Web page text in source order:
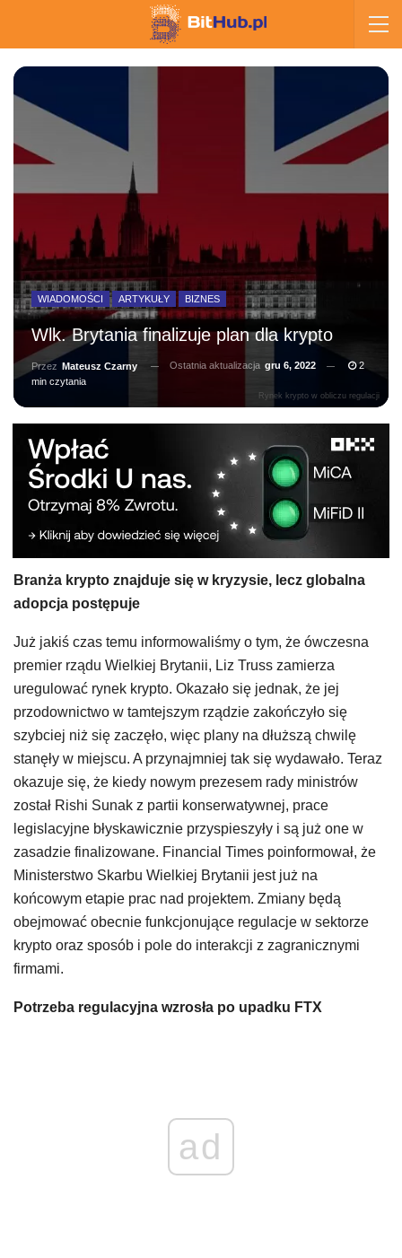
Rynek krypto w obliczu regulacji
WIADOMOŚCI ARTYKUŁY BIZNES
Wlk. Brytania finalizuje plan dla krypto
Przez Mateusz Czarny Ostatnia aktualizacja gru 6, 2022
2
min czytania
Branża krypto znajduje się w kryzysie, lecz globalna
adopcja postępuje
Już jakiś czas temu informowaliśmy o tym, że ówczesna
premier rządu Wielkiej Brytanii, Liz Truss zamierza
uregulować rynek krypto. Okazało się jednak, że jej
przodownictwo w tamtejszym rządzie zakończyło się
szybciej niż się zaczęło, więc plany na dłuższą chwilę
stanęły w miejscu. A przynajmniej tak się wydawało. Teraz
okazuje się, że kiedy nowym prezesem rady ministrów
został Rishi Sunak z partii konserwatywnej, prace
legislacyjne błyskawicznie przyspieszyły i są już one w
zasadzie finalizowane. Financial Times poinformował, że
Ministerstwo Skarbu Wielkiej Brytanii jest już na
końcowym etapie prac nad projektem. Zmiany będą
obejmować obecnie funkcjonujące regulacje w sektorze
krypto oraz sposób i pole do interakcji z zagranicznymi
firmami.
Potrzeba regulacyjna wzrosła po upadku FTX
ad